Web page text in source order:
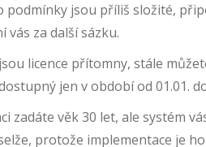
jsou příliš složité,
vás za další sázku.
licence přítomny, stále
jen v období od 01.01.
zadáte věk 30 let, ale systém
protože implementace je